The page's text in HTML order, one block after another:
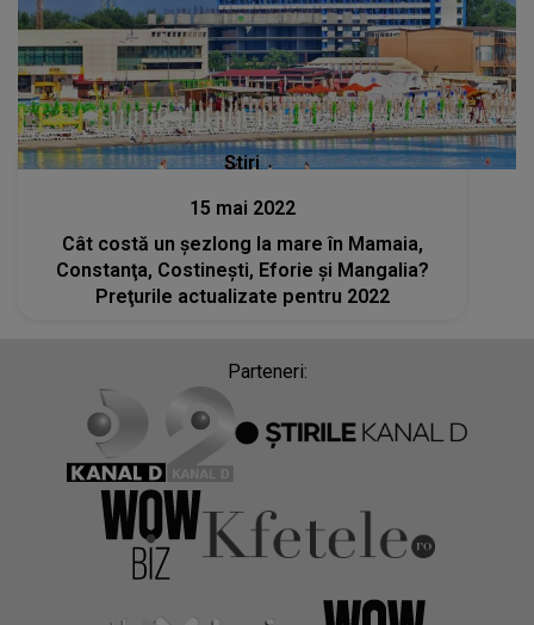
Stiri
15 mai 2022
Cât costă un şezlong la mare în Mamaia,
Constanţa, Costineşti, Eforie şi Mangalia?
Preţurile actualizate pentru 2022
Parteneri: